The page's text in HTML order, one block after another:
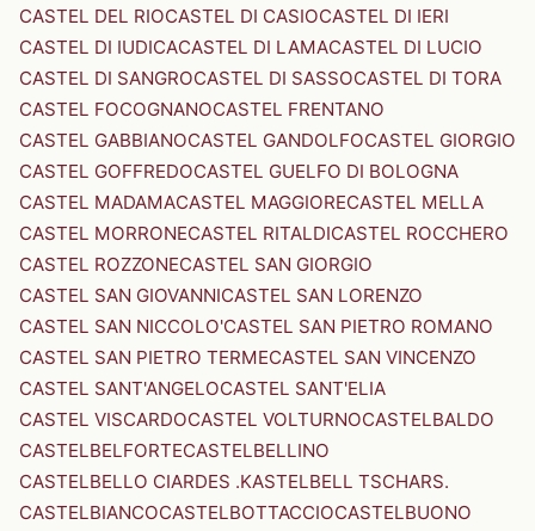
CASTEL DEL RIOCASTEL DI CASIOCASTEL DI IERI
CASTEL DI IUDICACASTEL DI LAMACASTEL DI LUCIO
CASTEL DI SANGROCASTEL DI SASSOCASTEL DI TORA
CASTEL FOCOGNANOCASTEL FRENTANO
CASTEL GABBIANOCASTEL GANDOLFOCASTEL GIORGIO
CASTEL GOFFREDOCASTEL GUELFO DI BOLOGNA
CASTEL MADAMACASTEL MAGGIORECASTEL MELLA
CASTEL MORRONECASTEL RITALDICASTEL ROCCHERO
CASTEL ROZZONECASTEL SAN GIORGIO
CASTEL SAN GIOVANNICASTEL SAN LORENZO
CASTEL SAN NICCOLO'CASTEL SAN PIETRO ROMANO
CASTEL SAN PIETRO TERMECASTEL SAN VINCENZO
CASTEL SANT'ANGELOCASTEL SANT'ELIA
CASTEL VISCARDOCASTEL VOLTURNOCASTELBALDO
CASTELBELFORTECASTELBELLINO
CASTELBELLO CIARDES .KASTELBELL TSCHARS.
CASTELBIANCOCASTELBOTTACCIOCASTELBUONO